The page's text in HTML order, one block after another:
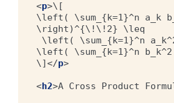
<p>\[
\left( \sum_{k=1}^n a_k
\right)^{\!\!2} \leq
\left( \sum_{k=1}^n
\]</p>
<h2>A Cross Product